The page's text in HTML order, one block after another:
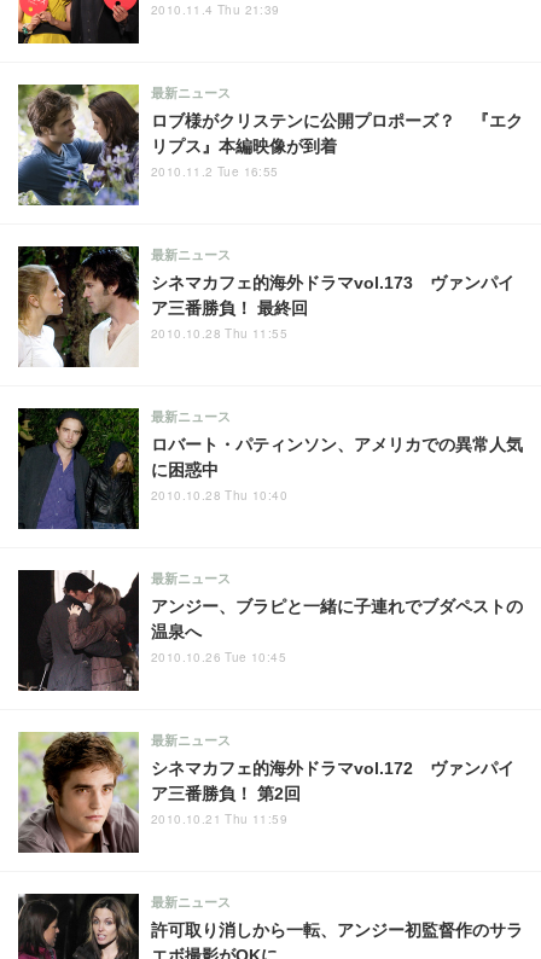
2010.11.4 Thu 21:39
ロブ様がクリステンに公開プロポーズ？ 『エク
リプス』本編映像が到着
最新ニュース
2010.11.2 Tue 16:55
シネマカフェ的海外ドラマvol.173 ヴァンパイ
ア三番勝負！ 最終回
最新ニュース
2010.10.28 Thu 11:55
ロバート・パティンソン、アメリカでの異常人気
に困惑中
最新ニュース
2010.10.28 Thu 10:40
アンジー、ブラピと一緒に子連れでブダペストの
温泉へ
最新ニュース
2010.10.26 Tue 10:45
シネマカフェ的海外ドラマvol.172 ヴァンパイ
ア三番勝負！ 第2回
最新ニュース
2010.10.21 Thu 11:59
許可取り消しから一転、アンジー初監督作のサラ
最新ニュース